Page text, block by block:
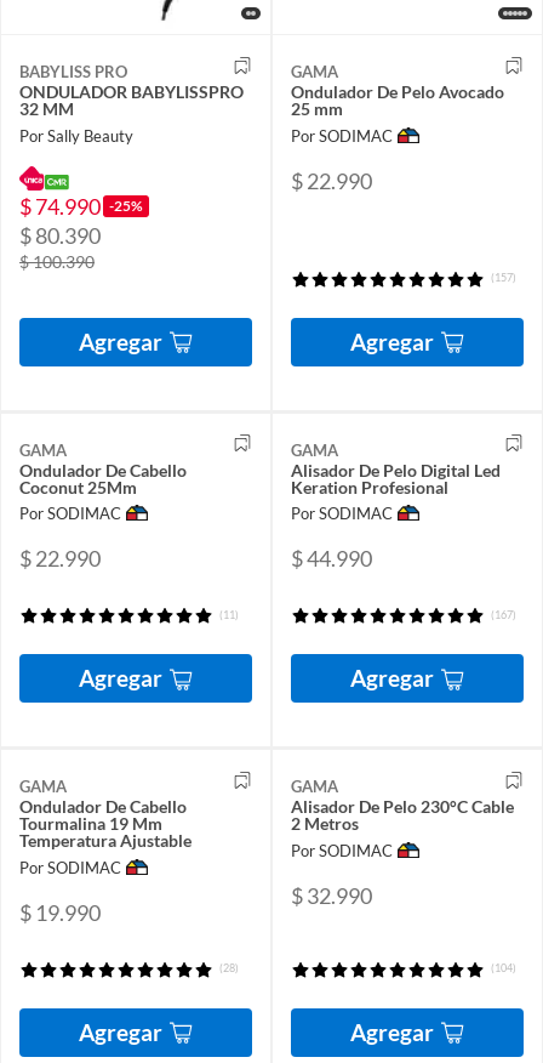
BABYLISS PRO
ONDULADOR BABYLISSPRO
32 MM
Por Sally Beauty
$ 74.990 -25%
$ 80.390
$ 100.390
Agregar
GAMA
Ondulador De Pelo Avocado
25 mm
Por SODIMAC
$ 22.990
(157)
Agregar
GAMA
Ondulador De Cabello
Coconut 25Mm
Por SODIMAC
$ 22.990
(11)
Agregar
GAMA
Alisador De Pelo Digital Led
Keration Profesional
Por SODIMAC
$ 44.990
(167)
Agregar
GAMA
Ondulador De Cabello
Tourmalina 19 Mm
Temperatura Ajustable
Por SODIMAC
$ 19.990
(28)
Agregar
GAMA
Alisador De Pelo 230°C Cable
2 Metros
Por SODIMAC
$ 32.990
(104)
Agregar